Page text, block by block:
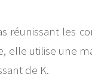
réunissant les
elle utilise une
de K.